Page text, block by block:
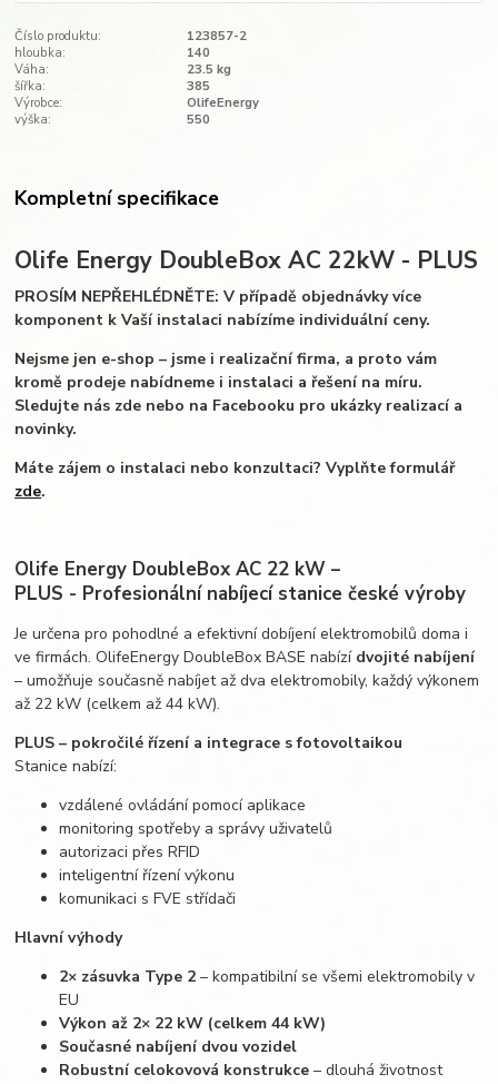
Číslo produktu:
123857-2
hloubka:
140
Váha:
23.5 kg
šířka:
385
Výrobce:
OlifeEnergy
výška:
550
Kompletní specifikace
Olife Energy DoubleBox AC 22kW - PLUS
PROSÍM NEPŘEHLÉDNĚTE: V případě objednávky více
komponent k Vaší instalaci nabízíme individuální ceny.
Nejsme jen e-shop – jsme i realizační firma, a proto vám
kromě prodeje nabídneme i instalaci a řešení na míru.
Sledujte nás zde nebo na Facebooku pro ukázky realizací a
novinky.
Máte zájem o instalaci nebo konzultaci? Vyplňte formulář
zde.
Olife Energy DoubleBox AC 22 kW –
PLUS - Profesionální nabíjecí stanice české výroby
Je určena pro pohodlné a efektivní dobíjení elektromobilů doma i
ve firmách. OlifeEnergy DoubleBox BASE nabízí dvojité nabíjení
– umožňuje současně nabíjet až dva elektromobily, každý výkonem
až 22 kW (celkem až 44 kW).
PLUS – pokročilé řízení a integrace s fotovoltaikou
Stanice nabízí:
vzdálené ovládání pomocí aplikace
monitoring spotřeby a správy uživatelů
autorizaci přes RFID
inteligentní řízení výkonu
komunikaci s FVE střídači
Hlavní výhody
2× zásuvka Type 2 – kompatibilní se všemi elektromobily v
EU
Výkon až 2× 22 kW (celkem 44 kW)
Současné nabíjení dvou vozidel
Robustní celokovová konstrukce – dlouhá životnost